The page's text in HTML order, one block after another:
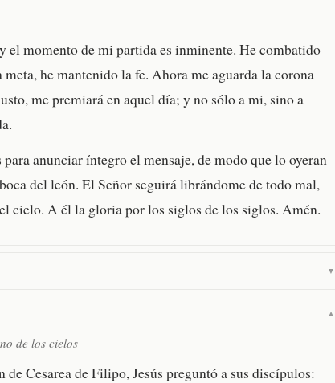
el momento de mi partida es inminente. He combatido
he mantenido la fe. Ahora me aguarda la corona
me premiará en aquel día; y no sólo a mi, sino a
anunciar íntegro el mensaje, de modo que lo oyeran
del león. El Señor seguirá librándome de todo mal,
cielo. A él la gloria por los siglos de los siglos. Amén.
▼
▼
de los cielos
Cesarea de Filipo, Jesús preguntó a sus discípulos: